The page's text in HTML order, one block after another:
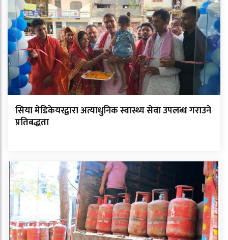
सिया मेडिकेयरद्वारा अत्याधुनिक स्वास्थ्य सेवा उपलब्ध गराउने
प्रतिबद्धता